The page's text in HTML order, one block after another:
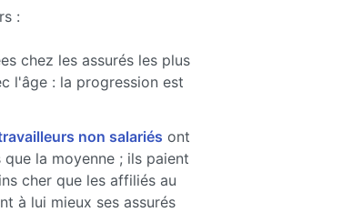
:
chez les assurés les plus
l'âge : la progression est
non salariés ont
la moyenne ; ils paient
cher que les affiliés au
à lui mieux ses assurés